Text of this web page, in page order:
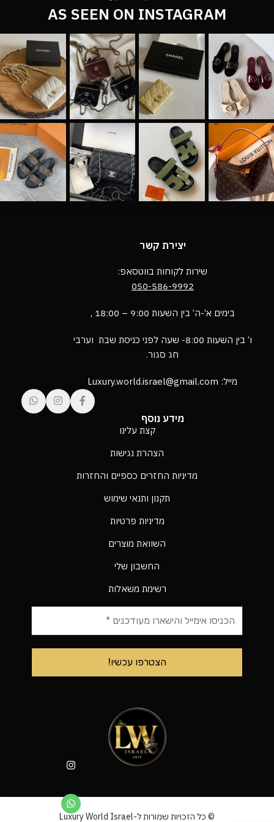
AS SEEN ON INSTAGRAM
יצירת קשר
שירות לקוחות בווטסאפ:
050-586-9992
בימים א’-ה’ בין השעות 9:00 – 18:00 ,
ו’ בין השעות 8:00- שעה לפני כניסת שבת וערבי
חג סגור.
מייל: Luxury.world.israel@gmail.com
מידע נוסף
קצת עלינו
הצהרת נגישות
מדיניות החזרים כספיים והחזרות
תקנון ותנאי שימוש
מדיניות פרטיות
השוואת מוצרים
החשבון שלי
רשימת משאלות
© כל הזכויות שמורות ל-Luxury World Israel